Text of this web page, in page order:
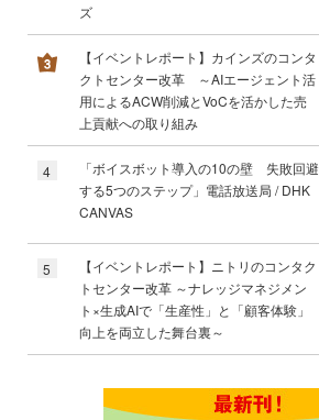
ズ
【イベントレポート】カインズのコンタ
クトセンター改革 ～AIエージェント活
用によるACW削減とVoCを活かした売
上貢献への取り組み
4
「ボイスボット導入の10の壁 失敗回避
する5つのステップ」電話放送局 / DHK
CANVAS
5
【イベントレポート】ニトリのコンタク
トセンター改革 ～ナレッジマネジメン
ト×生成AIで「生産性」と「顧客体験」
向上を両立した舞台裏～